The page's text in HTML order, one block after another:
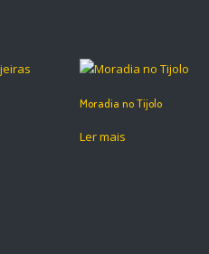
Moradia no Tijolo
Ler mais